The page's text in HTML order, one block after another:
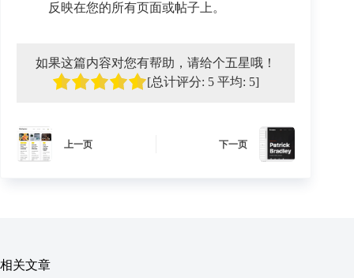
反映在您的所有页面或帖子上。
如果这篇内容对您有帮助，请给个五星哦！
[总计评分: 5 平均: 5]
上一页 下一页
相关文章